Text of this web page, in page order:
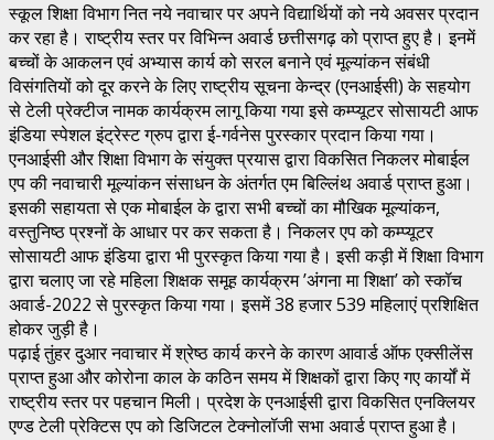
स्कूल शिक्षा विभाग नित नये नवाचार पर अपने विद्यार्थियों को नये अवसर प्रदान
कर रहा है। राष्ट्रीय स्तर पर विभिन्न अवार्ड छत्तीसगढ़ को प्राप्त हुए है। इनमें
बच्चों के आकलन एवं अभ्यास कार्य को सरल बनाने एवं मूल्यांकन संबंधी
विसंगतियों को दूर करने के लिए राष्ट्रीय सूचना केन्द्र (एनआईसी) के सहयोग
से टेली प्रेक्टीज नामक कार्यक्रम लागू किया गया इसे कम्प्यूटर सोसायटी आफ
इंडिया स्पेशल इंट्रेस्ट ग्रुप द्वारा ई-गर्वनेस पुरस्कार प्रदान किया गया।
एनआईसी और शिक्षा विभाग के संयुक्त प्रयास द्वारा विकसित निकलर मोबाईल
एप की नवाचारी मूल्यांकन संसाधन के अंतर्गत एम बिल्लिंथ अवार्ड प्राप्त हुआ।
इसकी सहायता से एक मोबाईल के द्वारा सभी बच्चों का मौखिक मूल्यांकन,
वस्तुनिष्ठ प्रश्नों के आधार पर कर सकता है। निकलर एप को कम्प्यूटर
सोसायटी आफ इंडिया द्वारा भी पुरस्कृत किया गया है। इसी कड़ी में शिक्षा विभाग
द्वारा चलाए जा रहे महिला शिक्षक समूह कार्यक्रम ’अंगना मा शिक्षा’ को स्कॉच
अवार्ड-2022 से पुरस्कृत किया गया। इसमें 38 हजार 539 महिलाएं प्रशिक्षित
होकर जुड़ी है।
पढ़ाई तुंहर दुआर नवाचार में श्रेष्ठ कार्य करने के कारण आवार्ड ऑफ एक्सीलेंस
प्राप्त हुआ और कोरोना काल के कठिन समय में शिक्षकों द्वारा किए गए कार्यों में
राष्ट्रीय स्तर पर पहचान मिली। प्रदेश के एनआईसी द्वारा विकसित एनक्लियर
एण्ड टेली प्रेक्टिस एप को डिजिटल टेक्नोलॉजी सभा अवार्ड प्राप्त हुआ है।